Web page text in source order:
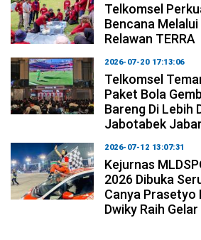
Telkomsel
Bencana Melalui
Relawan TERRA
2026-07-20 17:13:06
Telkomsel
Paket Bola
Bareng Di Lebih
Jabotabek Jabar
2026-07-12 13:07:31
Kejurnas
2026 Dibuka
Canya Prasetyo
Dwiky Raih